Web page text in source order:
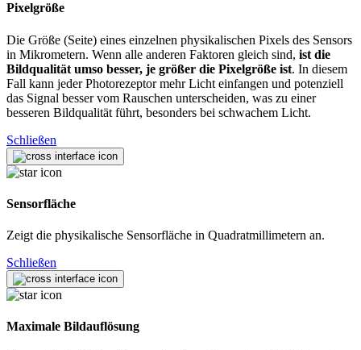
Pixelgröße
Die Größe (Seite) eines einzelnen physikalischen Pixels des Sensors
in Mikrometern. Wenn alle anderen Faktoren gleich sind, ist die
Bildqualität umso besser, je größer die Pixelgröße ist. In diesem
Fall kann jeder Photorezeptor mehr Licht einfangen und potenziell
das Signal besser vom Rauschen unterscheiden, was zu einer
besseren Bildqualität führt, besonders bei schwachem Licht.
Schließen
Sensorfläche
Zeigt die physikalische Sensorfläche in Quadratmillimetern an.
Schließen
Maximale Bildauflösung